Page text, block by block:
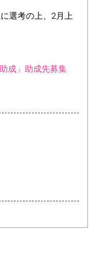
選考の上、2月上
成」助成先募集